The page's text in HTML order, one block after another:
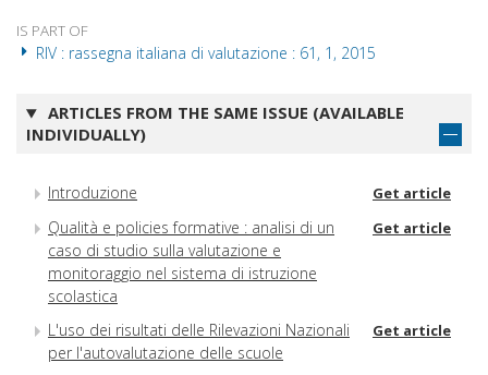
IS PART OF
RIV : rassegna italiana di valutazione : 61, 1, 2015
ARTICLES FROM THE SAME ISSUE (AVAILABLE
INDIVIDUALLY)
Introduzione Get article
Qualità e policies formative : analisi di un
caso di studio sulla valutazione e
monitoraggio nel sistema di istruzione
scolastica
Get article
L'uso dei risultati delle Rilevazioni Nazionali
per l'autovalutazione delle scuole
Get article